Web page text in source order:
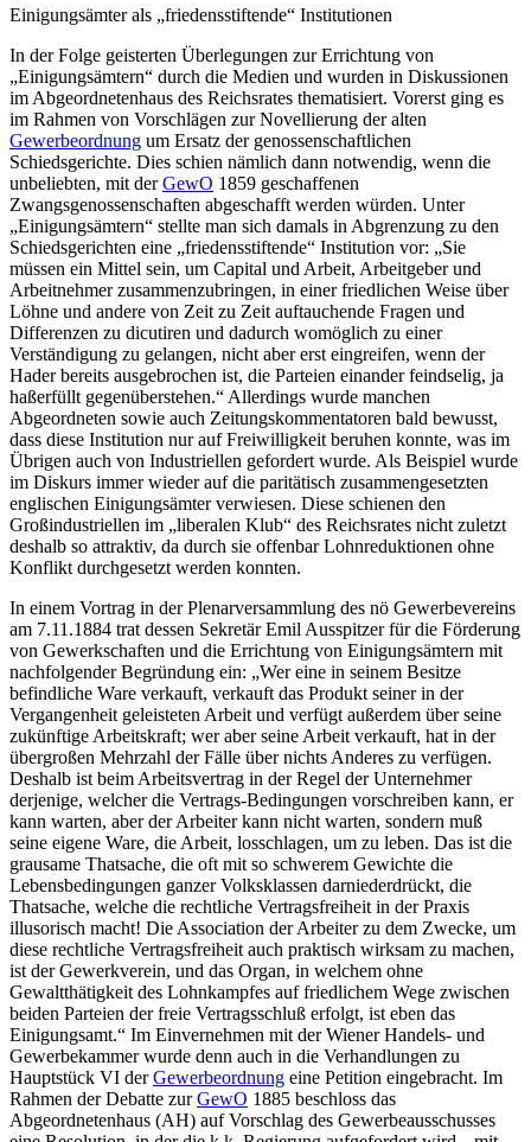
Einigungsämter als „friedensstiftende“ Institutionen
In der Folge geisterten Überlegungen zur Errichtung von
„Einigungsämtern“ durch die Medien und wurden in Diskussionen
im Abgeordnetenhaus des Reichsrates thematisiert. Vorerst ging es
im Rahmen von Vorschlägen zur Novellierung der alten
Gewerbeordnung um Ersatz der genossenschaftlichen
Schiedsgerichte. Dies schien nämlich dann notwendig, wenn die
unbeliebten, mit derGewO 1859 geschaffenen
Zwangsgenossenschaften abgeschafft werden würden. Unter
„Einigungsämtern“ stellte man sich damals in Abgrenzung zu den
Schiedsgerichten eine „friedensstiftende“ Institution vor: „Sie
müssen ein Mittel sein, um Capital und Arbeit, Arbeitgeber und
Arbeitnehmer zusammenzubringen, in einer friedlichen Weise über
Löhne und andere von Zeit zu Zeit auftauchende Fragen und
Differenzen zu dicutiren und dadurch womöglich zu einer
Verständigung zu gelangen, nicht aber erst eingreifen, wenn der
Hader bereits ausgebrochen ist, die Parteien einander feindselig, ja
haßerfüllt gegenüberstehen.“ Allerdings wurde manchen
Abgeordneten sowie auch Zeitungskommentatoren bald bewusst,
dass diese Institution nur auf Freiwilligkeit beruhen konnte, was im
Übrigen auch von Industriellen gefordert wurde. Als Beispiel wurde
im Diskurs immer wieder auf die paritätisch zusammengesetzten
englischen Einigungsämter verwiesen. Diese schienen den
Großindustriellen im „liberalen Klub“ des Reichsrates nicht zuletzt
deshalb so attraktiv, da durch sie offenbar Lohnreduktionen ohne
Konflikt durchgesetzt werden konnten.
In einem Vortrag in der Plenarversammlung des nö Gewerbevereins
am 7.11.1884 trat dessen Sekretär Emil Ausspitzer für die Förderung
von Gewerkschaften und die Errichtung von Einigungsämtern mit
nachfolgender Begründung ein: „Wer eine in seinem Besitze
befindliche Ware verkauft, verkauft das Produkt seiner in der
Vergangenheit geleisteten Arbeit und verfügt außerdem über seine
zukünftige Arbeitskraft; wer aber seine Arbeit verkauft, hat in der
übergroßen Mehrzahl der Fälle über nichts Anderes zu verfügen.
Deshalb ist beim Arbeitsvertrag in der Regel der Unternehmer
derjenige, welcher die Vertrags-Bedingungen vorschreiben kann, er
kann warten, aber der Arbeiter kann nicht warten, sondern muß
seine eigene Ware, die Arbeit, losschlagen, um zu leben. Das ist die
grausame Thatsache, die oft mit so schwerem Gewichte die
Lebensbedingungen ganzer Volksklassen darniederdrückt, die
Thatsache, welche die rechtliche Vertragsfreiheit in der Praxis
illusorisch macht! Die Association der Arbeiter zu dem Zwecke, um
diese rechtliche Vertragsfreiheit auch praktisch wirksam zu machen,
ist der Gewerkverein, und das Organ, in welchem ohne
Gewaltthätigkeit des Lohnkampfes auf friedlichem Wege zwischen
beiden Parteien der freie Vertragsschluß erfolgt, ist eben das
Einigungsamt.“ Im Einvernehmen mit der Wiener Handels- und
Gewerbekammer wurde denn auch in die Verhandlungen zu
Hauptstück VI derGewerbeordnung eine Petition eingebracht. Im
Rahmen der Debatte zurGewO 1885 beschloss das
Abgeordnetenhaus (AH) auf Vorschlag des Gewerbeausschusses